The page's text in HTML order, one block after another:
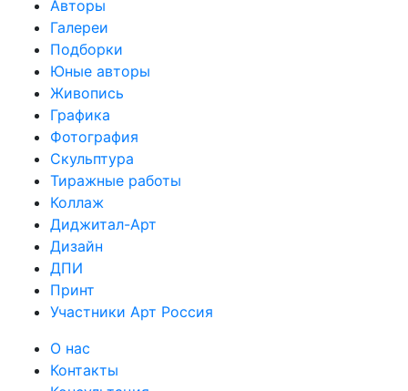
Авторы
Галереи
Подборки
Юные авторы
Живопись
Графика
Фотография
Скульптура
Тиражные работы
Коллаж
Диджитал-Арт
Дизайн
ДПИ
Принт
Участники Арт Россия
О нас
Контакты